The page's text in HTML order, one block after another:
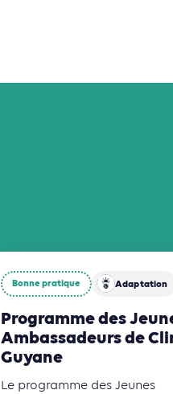
Bonne pratique Adaptation
Programme des
Ambassadeurs de
Guyane
Le programme des Jeunes